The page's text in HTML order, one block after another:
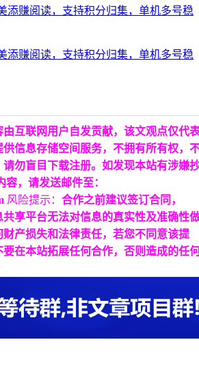
由互联网用户自发贡献，该文观点仅代
信息存储空间服务，不拥有所有权，
勿盲目下载注册。如发现本站有涉嫌
，请发送邮件至：
风险提示： 合作之前建议签订合同，
享平台无法对信息的真实性及准确性
产损失和法律责任，若您不同意该提
在本站拓展任何合作，否则造成的任